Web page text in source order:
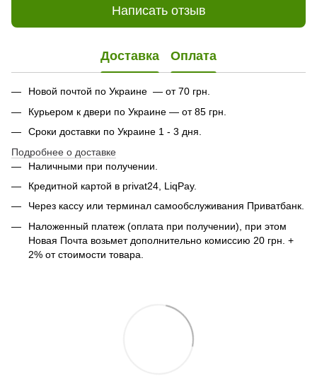
Написать отзыв
Доставка Оплата
Новой почтой по Украине — от 70 грн.
Курьером к двери по Украине — от 85 грн.
Сроки доставки по Украине 1 - 3 дня.
Подробнее о доставке
Наличными при получении.
Кредитной картой в privat24, LiqPay.
Через кассу или терминал самообслуживания Приватбанк.
Наложенный платеж (оплата при получении), при этом
Новая Почта возьмет дополнительно комиссию 20 грн. +
2% от стоимости товара.